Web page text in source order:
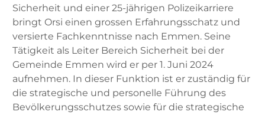
Sicherheit und einer 25-jährigen Polizeikarriere
bringt Orsi einen grossen Erfahrungsschatz und
versierte Fachkenntnisse nach Emmen. Seine
Tätigkeit als Leiter Bereich Sicherheit bei der
Gemeinde Emmen wird er per 1. Juni 2024
aufnehmen. In dieser Funktion ist er zuständig für
die strategische und personelle Führung des
Bevölkerungsschutzes sowie für die strategische